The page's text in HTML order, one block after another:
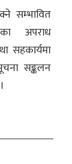
सम्भावित
अपराध
सहकार्यमा
सङ्कलन